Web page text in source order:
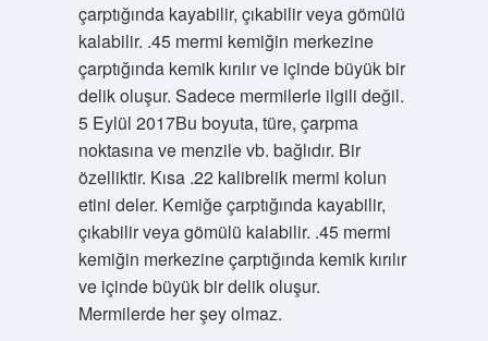
çarptığında kayabilir, çıkabilir veya gömülü
kalabilir. .45 mermi kemiğin merkezine
çarptığında kemik kırılır ve içinde büyük bir
delik oluşur. Sadece mermilerle ilgili değil.
5 Eylül 2017Bu boyuta, türe, çarpma
noktasına ve menzile vb. bağlıdır. Bir
özelliktir. Kısa .22 kalibrelik mermi kolun
etini deler. Kemiğe çarptığında kayabilir,
çıkabilir veya gömülü kalabilir. .45 mermi
kemiğin merkezine çarptığında kemik kırılır
ve içinde büyük bir delik oluşur.
Mermilerde her şey olmaz.